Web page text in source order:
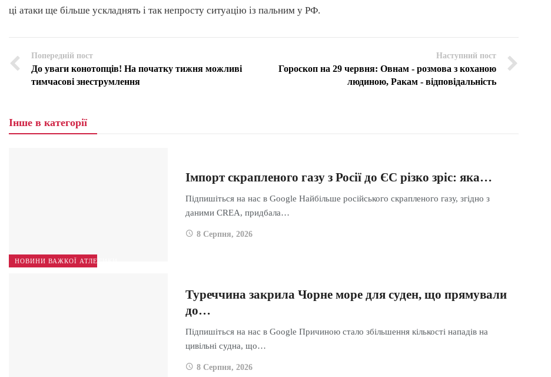
ці атаки ще більше ускладнять і так непросту ситуацію із пальним у РФ.
Попередній пост
До уваги конотопців! На початку тижня можливі
тимчасові знеструмлення
Наступний пост
Гороскоп на 29 червня: Овнам - розмова з коханою
людиною, Ракам - відповідальність
Інше в категорії
НОВИНИ ВАЖКОЇ АТЛЕТИКИ
Імпорт скрапленого газу з Росії до ЄС різко зріс: яка…
Підпишіться на нас в Google Найбільше російського скрапленого газу, згідно з
даними CREA, придбала…
8 Серпня, 2026
Туреччина закрила Чорне море для суден, що прямували
до…
Підпишіться на нас в Google Причиною стало збільшення кількості нападів на
цивільні судна, що…
8 Серпня, 2026